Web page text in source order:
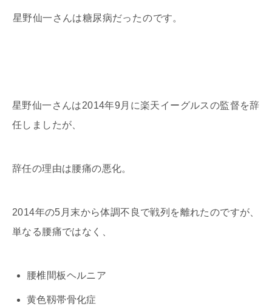
星野仙一さんは糖尿病だったのです。
星野仙一さんは2014年9月に楽天イーグルスの監督を辞
任しましたが、
辞任の理由は腰痛の悪化。
2014年の5月末から体調不良で戦列を離れたのですが、
単なる腰痛ではなく、
腰椎間板ヘルニア
黄色靱帯骨化症